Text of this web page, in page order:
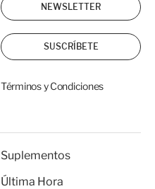
NEWSLETTER
SUSCRÍBETE
Términos y Condiciones
Suplementos
Última Hora